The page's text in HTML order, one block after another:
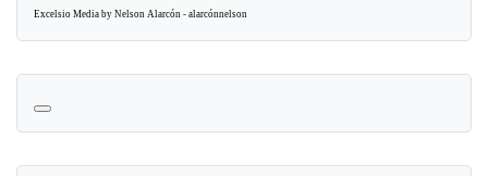
Excelsio Media by Nelson Alarcón - alarcónnelson